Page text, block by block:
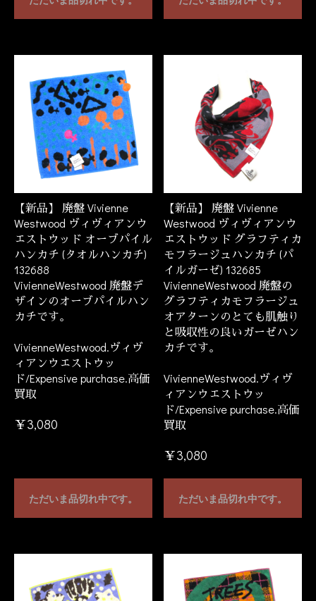
【新品】 廃盤 Vivienne
Westwood ヴィヴィアンウ
エストウッド オーブパイル
ハンカチ (タオルハンカチ)
132688
VivienneWestwood 廃盤デ
ザインのオーブパイルハン
カチです。
VivienneWestwood.ヴィヴ
ィアンウエストウッ
ド/Expensive purchase.高価
買取
￥3,080
ただいま品切れ中です。
【新品】 廃盤 Vivienne
Westwood ヴィヴィアンウ
エストウッド グラフティカ
モフラージュハンカチ (パ
イルガーゼ) 132685
VivienneWestwood 廃盤の
グラフティカモフラージュ
オアターンのとても肌触り
と吸収性の良いガーゼハン
カチです。
VivienneWestwood.ヴィヴ
ィアンウエストウッ
ド/Expensive purchase.高価
買取
￥3,080
ただいま品切れ中です。